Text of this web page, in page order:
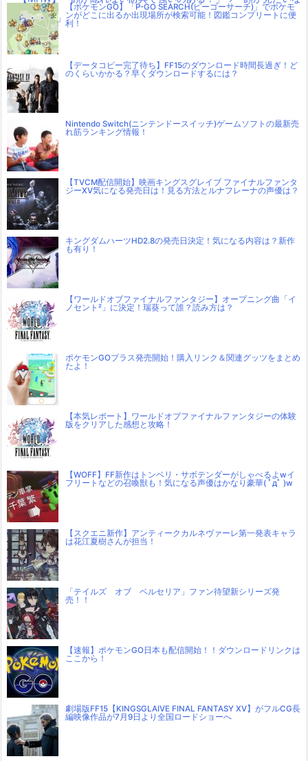
ら・・・」
【ポケモンGO】「P-GO SEARCH(ピーゴーサーチ)」でポケモ
ンがどこに出るか出現場所が検索可能！図鑑コンプリートに便
利！
【データコピー完了待ち】FF15のダウンロード時間長過ぎ！ど
のくらいかかる？早くダウンロードするには？
Nintendo Switch(ニンテンドースイッチ)ゲームソフトの最新売
れ筋ランキング情報！
【TVCM配信開始】映画キングスグレイブ ファイナルファンタ
ジーXV気になる発売日は！見る方法とルナフレーナの声優は？
キングダムハーツHD2.8の発売日決定！気になる内容は？新作
も有り！
【ワールドオブファイナルファンタジー】オープニング曲「イ
ノセント²」に決定！瑞葵って誰？読み方は？
ポケモンGOプラス発売開始！購入リンク＆関連グッツをまとめ
たよ！
【本気レポート】ワールドオブファイナルファンタジーの体験
版をクリアした感想と攻略！
【WOFF】FF新作はトンベリ・サボテンダーがしゃべるよwイ
フリートなどの召喚獣も！気になる声優はかなり豪華( ﾟдﾟ )w
【スクエニ新作】アンティークカルネヴァーレ第一発表キャラ
は花江夏樹さんが担当！
「テイルズ オブ ベルセリア」ファン待望新シリーズ発
売！！
【速報】ポケモンGO日本も配信開始！！ダウンロードリンクは
ここから！
劇場版FF15【KINGSGLAIVE FINAL FANTASY XV】がフルCG長
編映像作品が7月9日より全国ロードショーへ